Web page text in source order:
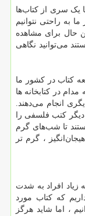
یک سری از کتاب‌ها
به راحتی نتوانیم
حال برای مشاهده
می‌توانید نگاهی
کتاب در کشور ما
در کتابخانه ها
انجام می‌دهند.
دیگر کتب فلسفی را
تا شب‌های گرم
، گرم تر
زیاد افراد به شدت
که کتاب مورد
، اما شاید هرگز